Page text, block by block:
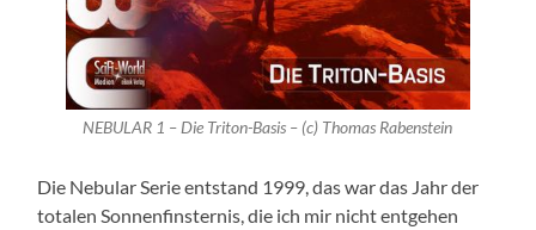
NEBULAR 1 – Die Triton-Basis – (c) Thomas Rabenstein
Die Nebular Serie entstand 1999, das war das Jahr der
totalen Sonnenfinsternis, die ich mir nicht entgehen